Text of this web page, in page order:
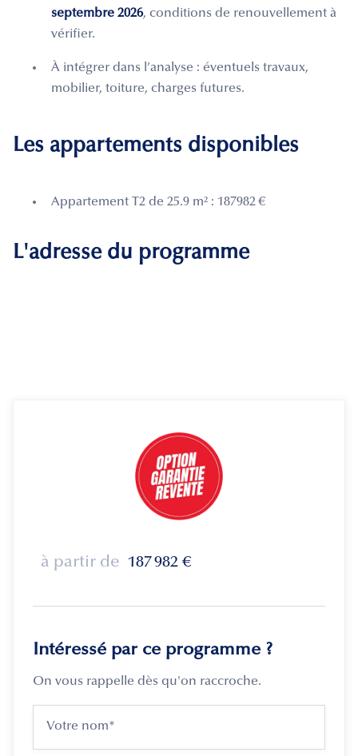
septembre 2026, conditions de renouvellement à
vérifier.
À intégrer dans l’analyse : éventuels travaux,
mobilier, toiture, charges futures.
Les appartements disponibles
Appartement T2 de 25.9 m² : 187982 €
L'adresse du programme
à partir de 187 982 €
Intéressé par ce programme ?
On vous rappelle dès qu'on raccroche.